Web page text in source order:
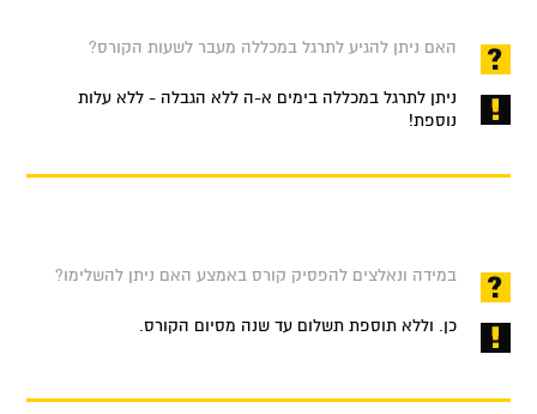
האם ניתן להגיע לתרגל במכללה מעבר לשעות הקורס?
ניתן לתרגל במכללה בימים א-ה ללא הגבלה - ללא עלות
נוספת!
במידה ונאלצים להפסיק קורס באמצע האם ניתן להשלימו?
כן. וללא תוספת תשלום עד שנה מסיום הקורס.